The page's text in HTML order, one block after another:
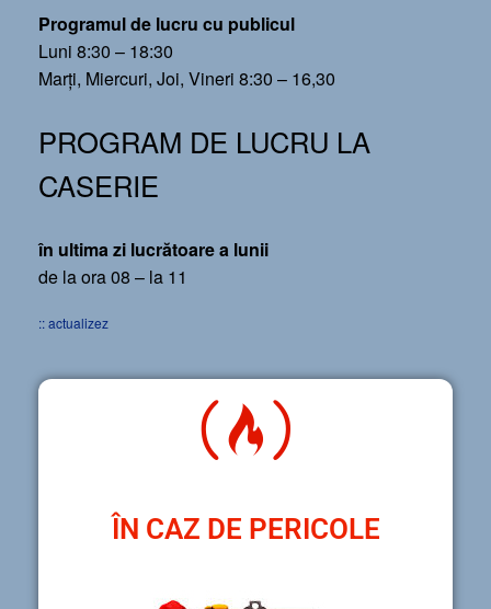
Programul de lucru cu publicul
Luni 8:30 – 18:30
Marți, Miercuri, Joi, Vineri 8:30 – 16,30
PROGRAM DE LUCRU LA
CASERIE
în ultima zi lucrătoare a lunii
de la ora 08 – la 11
:: actualizez
ÎN CAZ DE PERICOLE